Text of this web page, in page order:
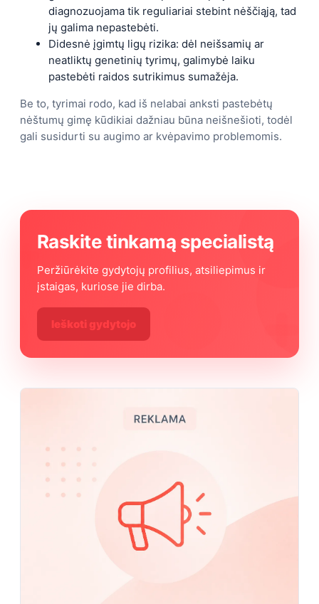
diagnozuojama tik reguliariai stebint nėščiąją, tad
jų galima nepastebėti.
Didesnė įgimtų ligų rizika: dėl neišsamių ar
neatliktų genetinių tyrimų, galimybė laiku
pastebėti raidos sutrikimus sumažėja.
Be to, tyrimai rodo, kad iš nelabai anksti pastebėtų
nėštumų gimę kūdikiai dažniau būna neišnešioti, todėl
gali susidurti su augimo ar kvėpavimo problemomis.
Raskite tinkamą specialistą
Peržiūrėkite gydytojų profilius, atsiliepimus ir
įstaigas, kuriose jie dirba.
Ieškoti gydytojo